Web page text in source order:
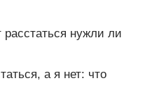
расстаться нужли ли
а я нет: что